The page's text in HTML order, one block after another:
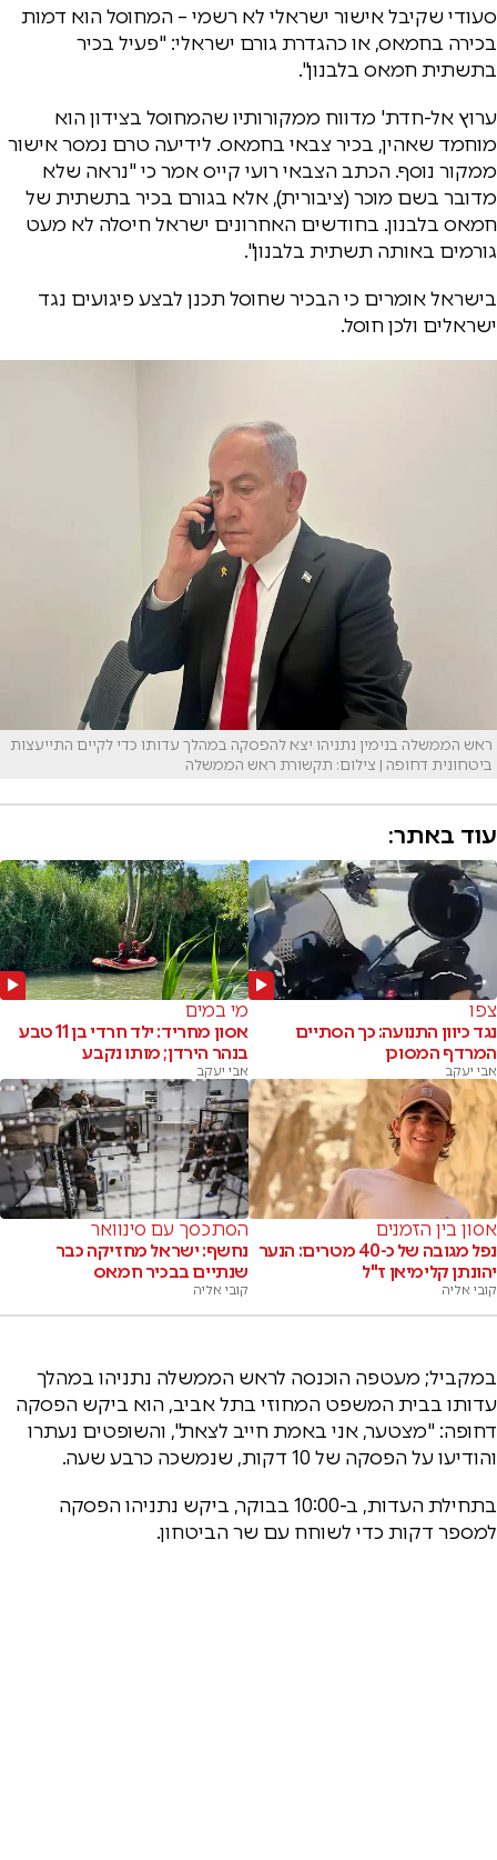
סעודי שקיבל אישור ישראלי לא רשמי – המחוסל הוא דמות
בכירה בחמאס, או כהגדרת גורם ישראלי: "פעיל בכיר
בתשתית חמאס בלבנון".
ערוץ אל-חדת' מדווח ממקורותיו שהמחוסל בצידון הוא
מוחמד שאהין, בכיר צבאי בחמאס. לידיעה טרם נמסר אישור
ממקור נוסף. הכתב הצבאי רועי קייס אמר כי "נראה שלא
מדובר בשם מוכר (ציבורית), אלא בגורם בכיר בתשתית של
חמאס בלבנון. בחודשים האחרונים ישראל חיסלה לא מעט
גורמים באותה תשתית בלבנון".
בישראל אומרים כי הבכיר שחוסל תכנן לבצע פיגועים נגד
ישראלים ולכן חוסל.
ראש הממשלה בנימין נתניהו יצא להפסקה במהלך עדותו כדי לקיים התייעצות
ביטחונית דחופה | צילום: תקשורת ראש הממשלה
עוד באתר:
צפו
נגד כיוון התנועה: כך הסתיים
המרדף המסוכן
אבי יעקב
מי במים
אסון מחריד: ילד חרדי בן 11 טבע
בנהר הירדן; מותו נקבע
אבי יעקב
אסון בין הזמנים
נפל מגובה של כ-40 מטרים: הנער
יהונתן קלימיאן ז"ל
קובי אליה
הסתכסך עם סינוואר
נחשף: ישראל מחזיקה כבר
שנתיים בבכיר חמאס
קובי אליה
במקביל; מעטפה הוכנסה לראש הממשלה נתניהו במהלך
עדותו בבית המשפט המחוזי בתל אביב, הוא ביקש הפסקה
דחופה: "מצטער, אני באמת חייב לצאת", והשופטים נעתרו
והודיעו על הפסקה של 10 דקות, שנמשכה כרבע שעה.
בתחילת העדות, ב-10:00 בבוקר, ביקש נתניהו הפסקה
למספר דקות כדי לשוחח עם שר הביטחון.